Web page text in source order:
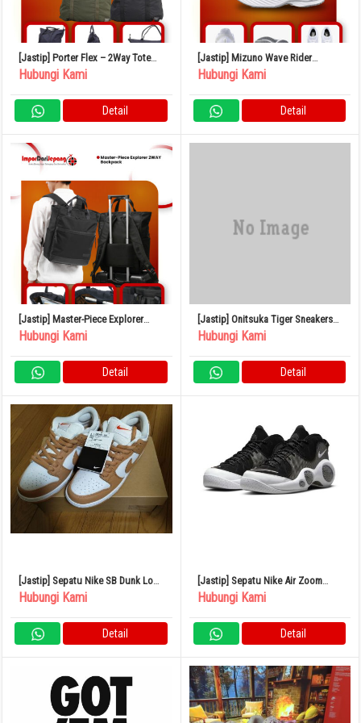
[Jastip] Porter Flex – 2Way Tote
Bag
Hubungi Kami
Detail
[Jastip] Mizuno Wave Rider
Snickers
Hubungi Kami
Detail
[Jastip] Master-Piece Explorer
2WAY Backpack
Hubungi Kami
Detail
[Jastip] Onitsuka Tiger Sneakers
Japan
Hubungi Kami
Detail
[Jastip] Sepatu Nike SB Dunk Low
Light Cognac US8.5
Hubungi Kami
Detail
[Jastip] Sepatu Nike Air Zoom
Flight 95
Hubungi Kami
Detail